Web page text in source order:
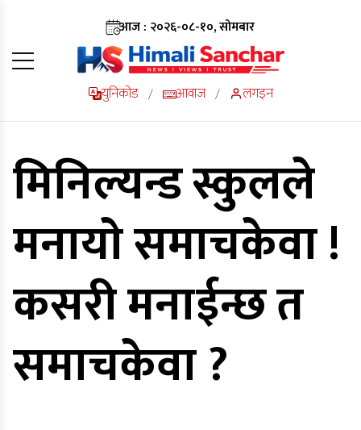
आज : २०२६-०८-१०, सोमबार
युनिकोड / आवाज / लगइन
मिनिल्यन्ड स्कुलले
मनायाे समाचकेवा !
कसरी मनाईन्छ त
समाचकेवा ?